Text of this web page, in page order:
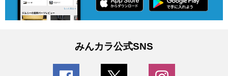
みんカラ公式SNS